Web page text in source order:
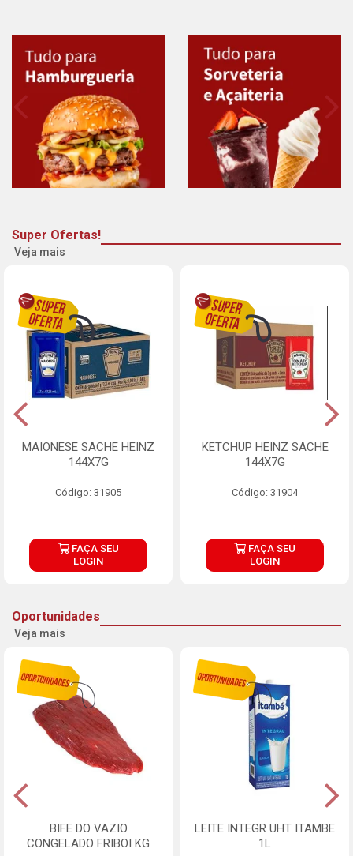
Super Ofertas!
Veja mais
MAIONESE SACHE HEINZ
144X7G
Código: 31905
FAÇA SEU
LOGIN
KETCHUP HEINZ SACHE
144X7G
Código: 31904
FAÇA SEU
LOGIN
Oportunidades
Veja mais
BIFE DO VAZIO
CONGELADO FRIBOI KG
LEITE INTEGR UHT ITAMBE
1L